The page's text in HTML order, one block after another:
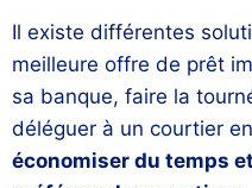
Il existe différentes
meilleure offre de prêt
sa banque, faire la
déléguer à un courtier
économiser du temps